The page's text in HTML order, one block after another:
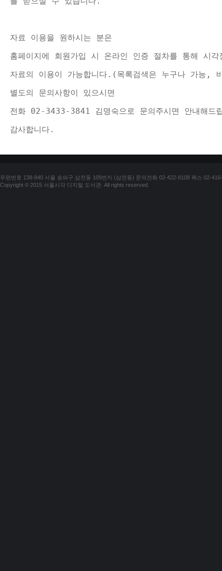
자료 이용을 원하시는 분은
홈페이지에 회원가입 시 온라인 인증 절차를 통해 시각
자료의 이용이 가능합니다.(목록검색은 누구나 가능,
별도의 문의사항이 있으시면
전화 02-3433-3841 김명숙으로 문의주시면 안내해드
감사합니다.
우편번호 138-840 서울 송파구 삼전동 109번지 (삼전동) 문의전화 02-422-8108 팩스 02-
Copyright © 2015 서울시각 디지털 도서관. All rights reserved.